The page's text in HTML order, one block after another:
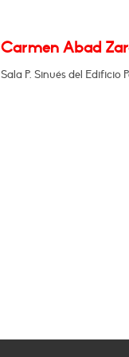
Carmen Abad
Sala P. Sinués del Edificio